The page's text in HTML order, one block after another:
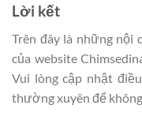
Lời kết
Trên đây là những nội
của website
Vui lòng cập nhật
thường xuyên để